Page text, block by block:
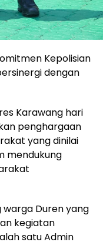
Kepolisian
dengan
Karawang hari
penghargaan
yang dinilai
mendukung
warga Duren yang
kegiatan
satu Admin